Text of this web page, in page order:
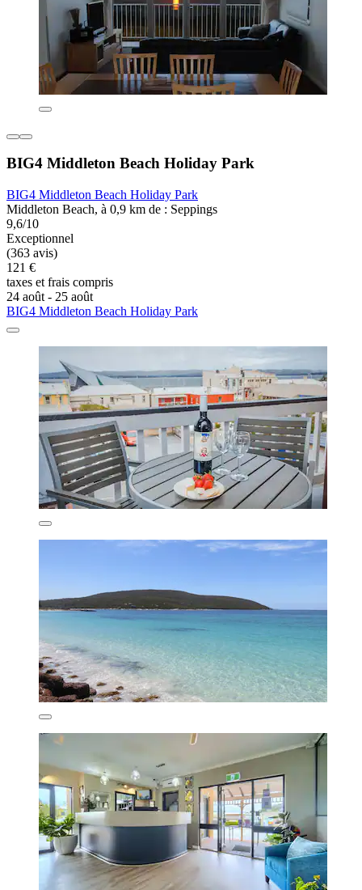
BIG4 Middleton Beach Holiday Park
BIG4 Middleton Beach Holiday Park
Middleton Beach, à 0,9 km de : Seppings
9,6/10
Exceptionnel
(363 avis)
121 €
taxes et frais compris
24 août - 25 août
BIG4 Middleton Beach Holiday Park